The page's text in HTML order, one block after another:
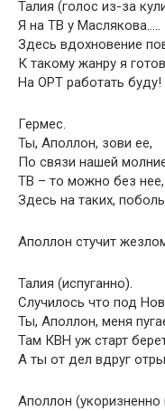
Талия (голос из-за
Я на ТВ у Маслякова…..
Здесь вдохновение
К такому жанру я
На ОРТ работать буду!
Гермес.
Ты, Аполлон, зови ее,
По связи нашей
ТВ – то можно без нее,
Здесь на таких,
Аполлон стучит
Талия (испуганно).
Случилось что под
Ты, Аполлон, меня
Там КВН уж старт
А ты от дел вдруг
Аполлон